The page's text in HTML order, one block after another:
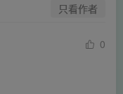
只看作者
0